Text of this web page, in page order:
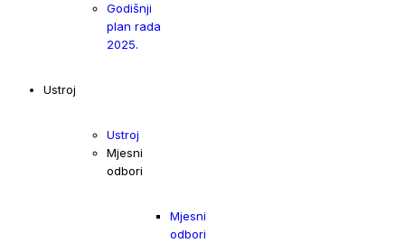
Godišnji
plan rada
2025.
Ustroj
Ustroj
Mjesni
odbori
Mjesni
odbori